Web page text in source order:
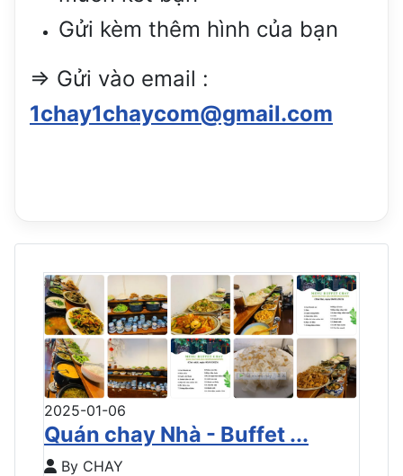
Gửi kèm thêm hình của bạn
=> Gửi vào email :
1chay1chaycom@gmail.com
2025-01-06
Quán chay Nhà - Buffet ...
By CHAY